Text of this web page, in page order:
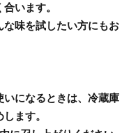
います。
味を試したい方にもお
になるときは、冷蔵庫
ます。